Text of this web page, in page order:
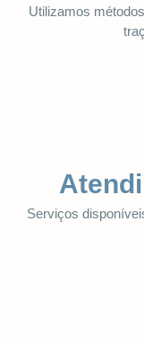
Utilizamos
Serviços